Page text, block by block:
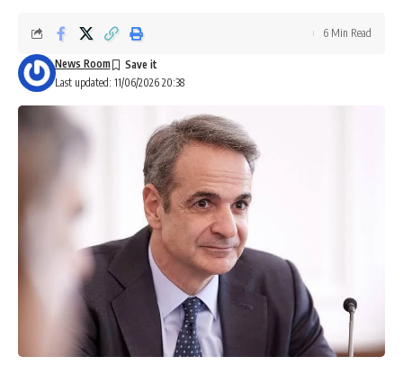
Last updated: 11/06/2026 20:38
News Room
6 Min Read